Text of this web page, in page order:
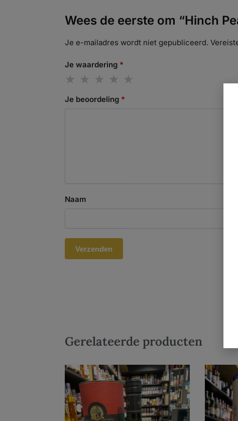
Wees de eerste om “Hinch
Je e-mailadres wordt niet gepubliceerd.
Je waardering *
Je beoordeling *
Naam
Gerelateerde producten